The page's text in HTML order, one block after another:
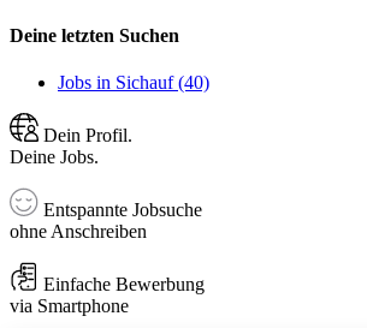
Deine letzten Suchen
Jobs in Sichauf (40)
Dein Profil.
Deine Jobs.
Entspannte Jobsuche
ohne Anschreiben
Einfache Bewerbung
via Smartphone